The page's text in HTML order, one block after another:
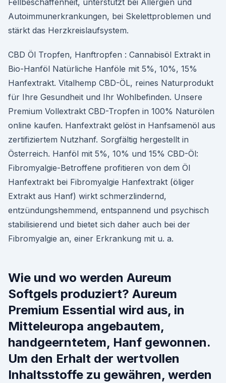
Fellbeschaffenheit, unterstützt bei Allergien und
Autoimmunerkrankungen, bei Skelettproblemen und
stärkt das Herzkreislaufsystem.
CBD Öl Tropfen, Hanftropfen : Cannabisöl Extrakt in
Bio-Hanföl Natürliche Hanföle mit 5%, 10%, 15%
Hanfextrakt. Vitalhemp CBD-ÖL, reines Naturprodukt
für Ihre Gesundheit und Ihr Wohlbefinden. Unsere
Premium Vollextrakt CBD-Tropfen in 100% Naturölen
online kaufen. Hanfextrakt gelöst in Hanfsamenöl aus
zertifiziertem Nutzhanf. Sorgfältig hergestellt in
Österreich. Hanföl mit 5%, 10% und 15% CBD-Öl:
Fibromyalgie-Betroffene profitieren von dem Öl
Hanfextrakt bei Fibromyalgie Hanfextrakt (öliger
Extrakt aus Hanf) wirkt schmerzlindernd,
entzündungshemmend, entspannend und psychisch
stabilisierend und bietet sich daher auch bei der
Fibromyalgie an, einer Erkrankung mit u. a.
Wie und wo werden Aureum
Softgels produziert? Aureum
Premium Essential wird aus, in
Mitteleuropa angebautem,
handgeerntetem, Hanf gewonnen.
Um den Erhalt der wertvollen
Inhaltsstoffe zu gewähren, werden